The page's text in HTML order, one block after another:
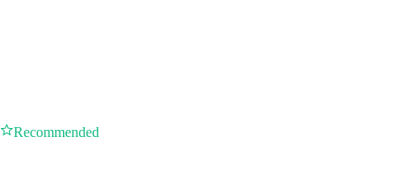
Recommended